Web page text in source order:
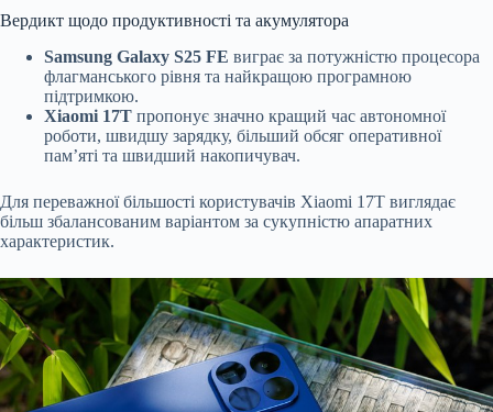
Вердикт щодо продуктивності та акумулятора
Samsung Galaxy S25 FE виграє за потужністю процесора
флагманського рівня та найкращою програмною
підтримкою.
Xiaomi 17T пропонує значно кращий час автономної
роботи, швидшу зарядку, більший обсяг оперативної
пам’яті та швидший накопичувач.
Для переважної більшості користувачів Xiaomi 17T виглядає
більш збалансованим варіантом за сукупністю апаратних
характеристик.